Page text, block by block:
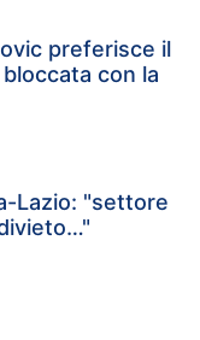
preferisce il
con la
Lazio: "settore